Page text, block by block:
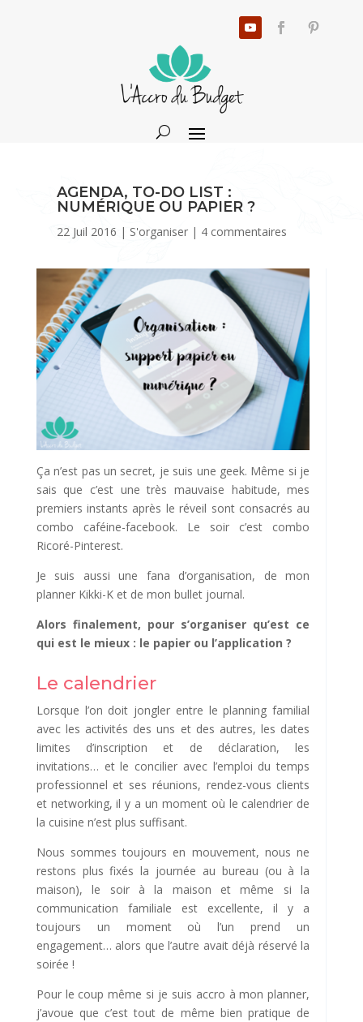
AGENDA, TO-DO LIST :
NUMÉRIQUE OU PAPIER ?
22 Juil 2016 | S'organiser| 4 commentaires
Ça n’est pas un secret, je suis une geek. Même si je
sais que c’est une très mauvaise habitude, mes
premiers instants après le réveil sont consacrés au
combo caféine-facebook. Le soir c’est combo
Ricoré-Pinterest.
Je suis aussi une fana d’organisation, de mon
planner Kikki-K et de mon bullet journal.
Alors finalement, pour s’organiser qu’est ce
qui est le mieux : le papier ou l’application ?
Le calendrier
Lorsque l’on doit jongler entre le planning familial
avec les activités des uns et des autres, les dates
limites d’inscription et de déclaration, les
invitations… et le concilier avec l’emploi du temps
professionnel et ses réunions, rendez-vous clients
et networking, il y a un moment où le calendrier de
la cuisine n’est plus suffisant.
Nous sommes toujours en mouvement, nous ne
restons plus fixés la journée au bureau (ou à la
maison), le soir à la maison et même si la
communication familiale est excellente, il y a
toujours un moment où l’un prend un
engagement… alors que l’autre avait déjà réservé la
soirée !
Pour le coup même si je suis accro à mon planner,
j’avoue que c’est tout de même bien pratique de